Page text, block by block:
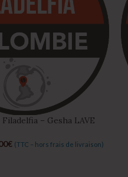
– Gesha LAVE
€ (TTC – hors frais de livraison)